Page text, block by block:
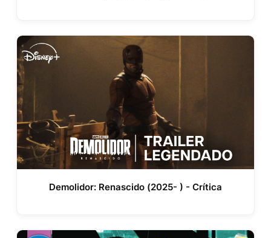
Demolidor: Renascido (2025- ) - Crítica